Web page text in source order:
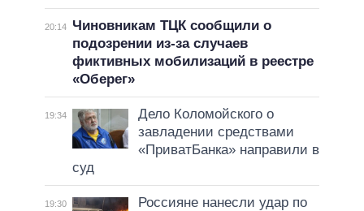
20:14
Чиновникам ТЦК сообщили о
подозрении из-за случаев
фиктивных мобилизаций в реестре
«Оберег»
19:34
Дело Коломойского о
завладении средствами
«ПриватБанка» направили в
суд
19:30
Россияне нанесли удар по